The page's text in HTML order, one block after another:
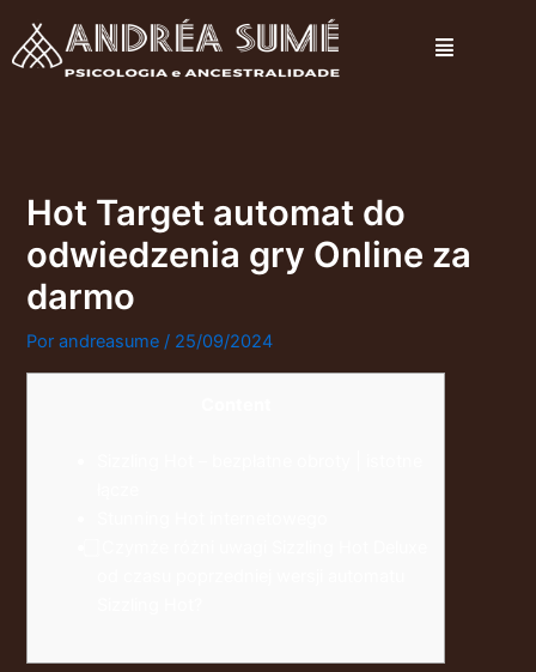
para
Menu
Hot Target automat do
odwiedzenia gry Online za
darmo
Porandreasume / 25/09/2024